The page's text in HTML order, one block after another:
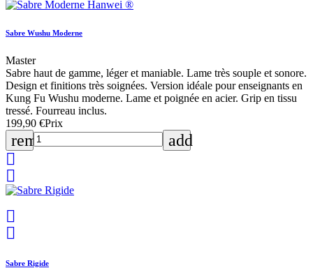
Sabre Wushu Moderne
Master
Sabre haut de gamme, léger et maniable. Lame très souple et sonore.
Design et finitions très soignées. Version idéale pour enseignants en
Kung Fu Wushu moderne. Lame et poignée en acier. Grip en tissu
tressé. Fourreau inclus.
199,90 €Prix
remove
add




Sabre Rigide